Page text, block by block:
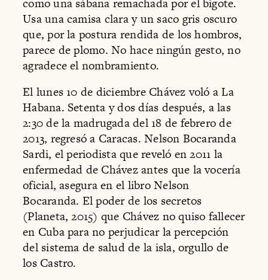
como una sábana remachada por el bigote.
Usa una camisa clara y un saco gris oscuro
que, por la postura rendida de los hombros,
parece de plomo. No hace ningún gesto, no
agradece el nombramiento.
El lunes 10 de diciembre Chávez voló a La
Habana. Setenta y dos días después, a las
2:30 de la madrugada del 18 de febrero de
2013, regresó a Caracas. Nelson Bocaranda
Sardi, el periodista que reveló en 2011 la
enfermedad de Chávez antes que la vocería
oficial, asegura en el libro Nelson
Bocaranda. El poder de los secretos
(Planeta, 2015) que Chávez no quiso fallecer
en Cuba para no perjudicar la percepción
del sistema de salud de la isla, orgullo de
los Castro.